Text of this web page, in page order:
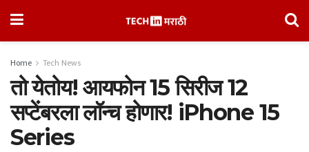
Home Tech News
तो येतोय! आयफोन 15 सिरीज 12
सप्टेंबरला लॉन्च होणार! iPhone 15
Series